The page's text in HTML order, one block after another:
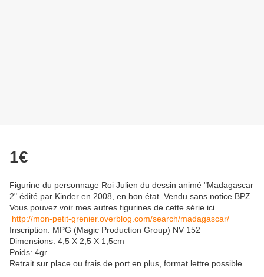
1€
Figurine du personnage Roi Julien du dessin animé "Madagascar
2" édité par Kinder en 2008, en bon état. Vendu sans notice BPZ.
Vous pouvez voir mes autres figurines de cette série ici
http://mon-petit-grenier.overblog.com/search/madagascar/
Inscription: MPG (Magic Production Group) NV 152
Dimensions: 4,5 X 2,5 X 1,5cm
Poids: 4gr
Retrait sur place ou frais de port en plus, format lettre possible